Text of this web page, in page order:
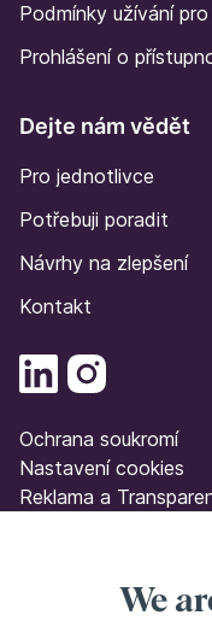
Podmínky užívání
Prohlášení o
Dejte nám vědět
Pro jednotlivce
Potřebuji poradit
Návrhy na zlepšení
Kontakt
Ochrana soukromí
Nastavení cookies
Reklama a
We